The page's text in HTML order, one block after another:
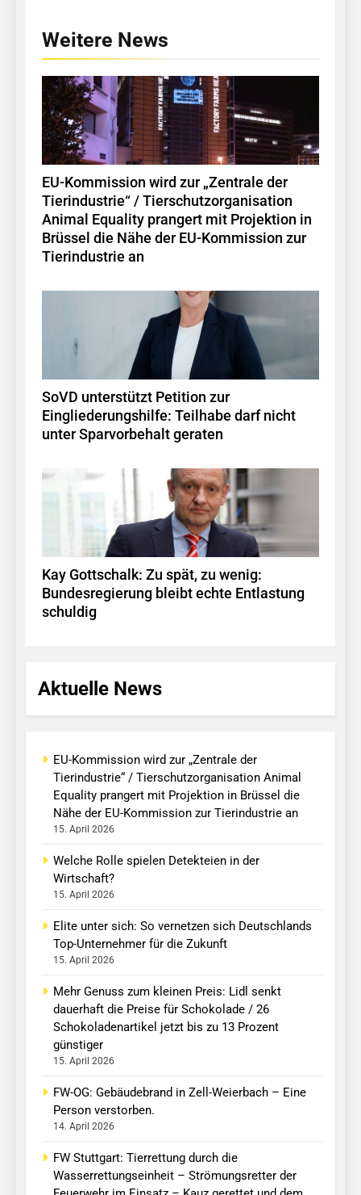
Weitere News
EU-Kommission wird zur „Zentrale der
Tierindustrie“ / Tierschutzorganisation
Animal Equality prangert mit Projektion in
Brüssel die Nähe der EU-Kommission zur
Tierindustrie an
SoVD unterstützt Petition zur
Eingliederungshilfe: Teilhabe darf nicht
unter Sparvorbehalt geraten
Kay Gottschalk: Zu spät, zu wenig:
Bundesregierung bleibt echte Entlastung
schuldig
Aktuelle News
EU-Kommission wird zur „Zentrale der
Tierindustrie“ / Tierschutzorganisation Animal
Equality prangert mit Projektion in Brüssel die
Nähe der EU-Kommission zur Tierindustrie an
15. April 2026
Welche Rolle spielen Detekteien in der
Wirtschaft?
15. April 2026
Elite unter sich: So vernetzen sich Deutschlands
Top-Unternehmer für die Zukunft
15. April 2026
Mehr Genuss zum kleinen Preis: Lidl senkt
dauerhaft die Preise für Schokolade / 26
Schokoladenartikel jetzt bis zu 13 Prozent
günstiger
15. April 2026
FW-OG: Gebäudebrand in Zell-Weierbach – Eine
Person verstorben.
14. April 2026
FW Stuttgart: Tierrettung durch die
Wasserrettungseinheit – Strömungsretter der